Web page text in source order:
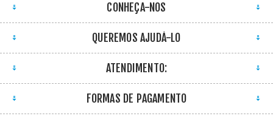
CONHEÇA-NOS
QUEREMOS AJUDÁ-LO
ATENDIMENTO:
FORMAS DE PAGAMENTO